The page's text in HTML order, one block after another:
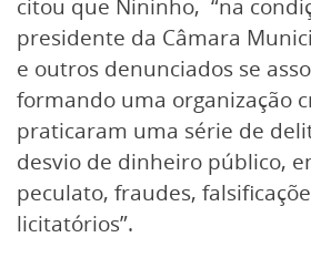
citou que Nininho, “na
presidente da Câmara
e outros denunciados se
formando uma organização
praticaram uma série de
desvio de dinheiro público,
peculato, fraudes,
licitatórios”.